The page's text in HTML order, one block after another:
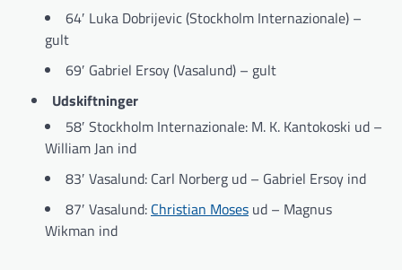
64′ Luka Dobrijevic (Stockholm Internazionale) –
gult
69′ Gabriel Ersoy (Vasalund) – gult
Udskiftninger
58′ Stockholm Internazionale: M. K. Kantokoski ud –
William Jan ind
83′ Vasalund: Carl Norberg ud – Gabriel Ersoy ind
87′ Vasalund: Christian Moses ud – Magnus
Wikman ind